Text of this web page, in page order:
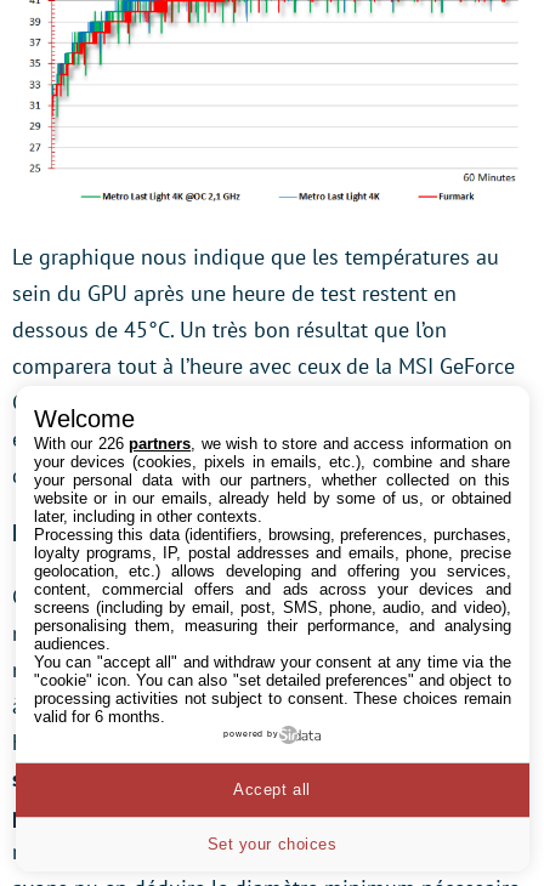
Le graphique nous indique que les températures au
sein du GPU après une heure de test restent en
dessous de 45°C. Un très bon résultat que l’on
comparera tout à l’heure avec ceux de la MSI GeForce
GTX 1080 Sea Hawk. Pour l’instant, nous voulons
étudier quels composants ont tendance à chauffer, et
dans quelle mesure.
Mesures infrarouges avec la caméra thermique
Comme la plaque arrière recouvre la platine, on voit
mal comment une mesure serait possible. Notre test
n’aurait cependant pas de sens si nous nous bornions
à des mesures externes et des extrapolations
hasardeuses sur les températures internes.
sommes donc résolus, le cœur gros, à sortir la
perceuse. Comme nous connaissons la distance
requise entre la caméra thermique et la carte, nous
Welcome
With our 226partners , we wish to store and access information on
your devices (cookies, pixels in emails, etc.), combine and share
your personal data with our partners, whether collected on this
website or in our emails, already held by some of us, or obtained
later, including in other contexts.
Processing this data (identifiers, browsing, preferences, purchases,
loyalty programs, IP, postal addresses and emails, phone, precise
geolocation, etc.) allows developing and offering you services,
content, commercial offers and ads across your devices and
screens (including by email, post, SMS, phone, audio, and video),
personalising them, measuring their performance, and analysing
audiences.
You can "accept all" and withdraw your consent at any time via the
"cookie" icon. You can also "set detailed preferences" and object to
processing activities not subject to consent. These choices remain
valid for 6 months.
powered by
Set your choices
Accept all